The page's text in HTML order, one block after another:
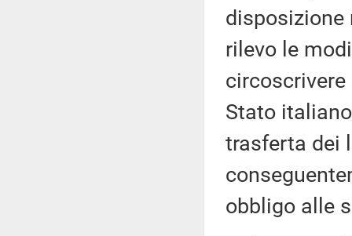
disposizione
rilevo le
Stato
trasferta dei
obbligo alle